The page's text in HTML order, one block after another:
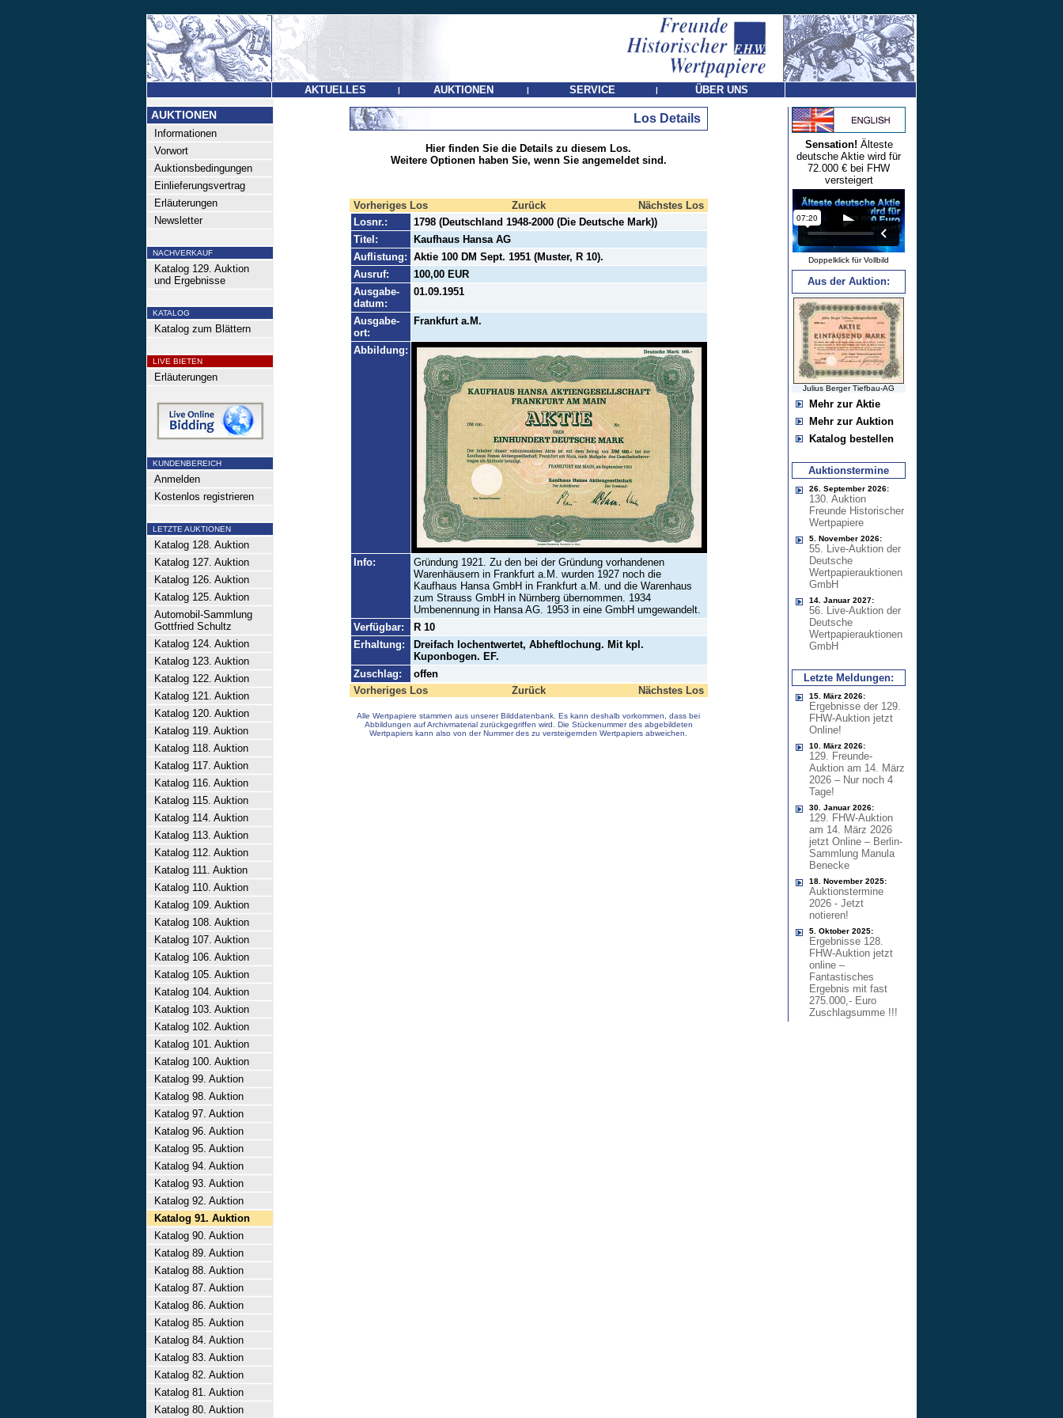
AKTUELLES | AUKTIONEN | SERVICE | ÜBER UNS
AUKTIONEN
Informationen
Vorwort
Auktionsbedingungen
Einlieferungsvertrag
Erläuterungen
Newsletter
NACHVERKAUF
Katalog 129. Auktion
und Ergebnisse
KATALOG
Katalog zum Blättern
LIVE BIETEN
Erläuterungen
KUNDENBEREICH
Anmelden
Kostenlos registrieren
LETZTE AUKTIONEN
Katalog 128. Auktion
Katalog 127. Auktion
Katalog 126. Auktion
Katalog 125. Auktion
Automobil-Sammlung
Gottfried Schultz
Katalog 124. Auktion
Katalog 123. Auktion
Katalog 122. Auktion
Katalog 121. Auktion
Katalog 120. Auktion
Katalog 119. Auktion
Katalog 118. Auktion
Katalog 117. Auktion
Katalog 116. Auktion
Katalog 115. Auktion
Katalog 114. Auktion
Katalog 113. Auktion
Katalog 112. Auktion
Katalog 111. Auktion
Katalog 110. Auktion
Katalog 109. Auktion
Katalog 108. Auktion
Katalog 107. Auktion
Katalog 106. Auktion
Katalog 105. Auktion
Katalog 104. Auktion
Katalog 103. Auktion
Katalog 102. Auktion
Katalog 101. Auktion
Katalog 100. Auktion
Katalog 99. Auktion
Katalog 98. Auktion
Katalog 97. Auktion
Katalog 96. Auktion
Katalog 95. Auktion
Katalog 94. Auktion
Katalog 93. Auktion
Katalog 92. Auktion
Katalog 91. Auktion
Katalog 90. Auktion
Katalog 89. Auktion
Katalog 88. Auktion
Katalog 87. Auktion
Katalog 86. Auktion
Katalog 85. Auktion
Katalog 84. Auktion
Katalog 83. Auktion
Katalog 82. Auktion
Katalog 81. Auktion
Katalog 80. Auktion
Los Details
Hier finden Sie die Details zu diesem Los.
Weitere Optionen haben Sie, wenn Sie angemeldet sind.
Vorheriges Los Zurück
Nächstes Los
Losnr.:
1798 (Deutschland 1948-2000 (Die Deutsche Mark))
Titel:
Kaufhaus Hansa AG
Auflistung: Aktie 100 DM Sept. 1951 (Muster, R 10).
Ausruf:
100,00 EUR
Ausgabe-
datum:
01.09.1951
Ausgabe-
ort:
Frankfurt a.M.
Abbildung:
Info:
Gründung 1921. Zu den bei der Gründung vorhandenen
Warenhäusern in Frankfurt a.M. wurden 1927 noch die
Kaufhaus Hansa GmbH in Frankfurt a.M. und die Warenhaus
zum Strauss GmbH in Nürnberg übernommen. 1934
Umbenennung in Hansa AG. 1953 in eine GmbH umgewandelt.
Verfügbar:
R 10
Erhaltung:
Dreifach lochentwertet, Abheftlochung. Mit kpl.
Kuponbogen. EF.
Zuschlag:
offen
Vorheriges Los
Zurück Nächstes Los
Alle Wertpapiere stammen aus unserer Bilddatenbank. Es kann deshalb vorkommen, dass bei
Abbildungen auf Archivmaterial zurückgegriffen wird. Die Stückenummer des abgebildeten
Wertpapiers kann also von der Nummer des zu versteigernden Wertpapiers abweichen.
Sensation! Älteste
deutsche Aktie wird für
72.000 € bei FHW
versteigert
Doppelklick für Vollbild
Aus der Auktion:
Julius Berger Tiefbau-AG
Mehr zur Aktie
Mehr zur Auktion
Katalog bestellen
Auktionstermine
26. September 2026:
130. Auktion
Freunde Historischer
Wertpapiere
5. November 2026:
55. Live-Auktion der
Deutsche
Wertpapierauktionen
GmbH
14. Januar 2027:
56. Live-Auktion der
Deutsche
Wertpapierauktionen
GmbH
Letzte Meldungen:
15. März 2026:
Ergebnisse der 129.
FHW-Auktion jetzt
Online!
10. März 2026:
129. Freunde-
Auktion am 14. März
2026 – Nur noch 4
Tage!
30. Januar 2026:
129. FHW-Auktion
am 14. März 2026
jetzt Online – Berlin-
Sammlung Manula
Benecke
18. November 2025:
Auktionstermine
2026 - Jetzt
notieren!
5. Oktober 2025:
Ergebnisse 128.
FHW-Auktion jetzt
online –
Fantastisches
Ergebnis mit fast
275.000,- Euro
Zuschlagsumme !!!